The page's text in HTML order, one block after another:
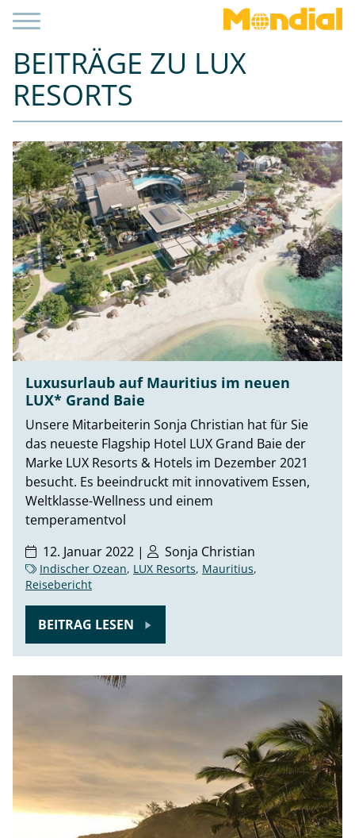
BEITRÄGE ZU LUX
RESORTS
Luxusurlaub auf Mauritius im neuen
LUX* Grand Baie
Unsere Mitarbeiterin Sonja Christian hat für Sie
das neueste Flagship Hotel LUX Grand Baie der
Marke LUX Resorts & Hotels im Dezember 2021
besucht. Es beeindruckt mit innovativem Essen,
Weltklasse-Wellness und einem
temperamentvol
12. Januar 2022 |
Sonja Christian
Indischer Ozean, LUX Resorts, Mauritius,
Reisebericht
BEITRAG LESEN